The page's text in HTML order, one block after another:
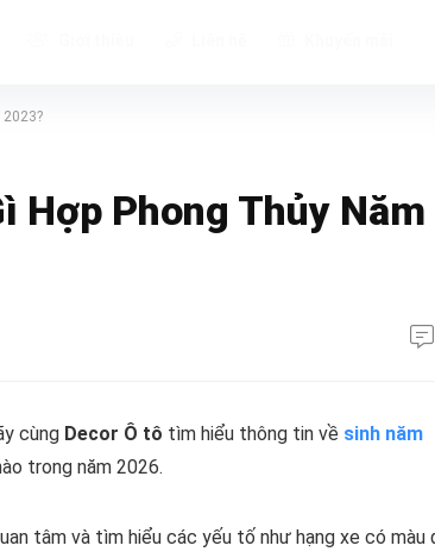
2023?
Hợp Phong Thủy Năm
cùng Decor Ô tô tìm hiểu thông tin về sinh năm
trong năm 2026.
tâm và tìm hiểu các yếu tố như hạng xe có màu